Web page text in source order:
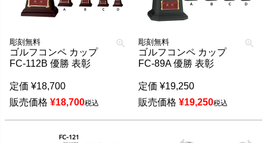
彫刻無料
ゴルフコンペ カップ
FC-112B 優勝 表彰
定価 ¥18,700
販売価格 ¥18,700税込
彫刻無料
ゴルフコンペ カップ
FC-89A 優勝 表彰
定価 ¥19,250
販売価格 ¥19,250税込